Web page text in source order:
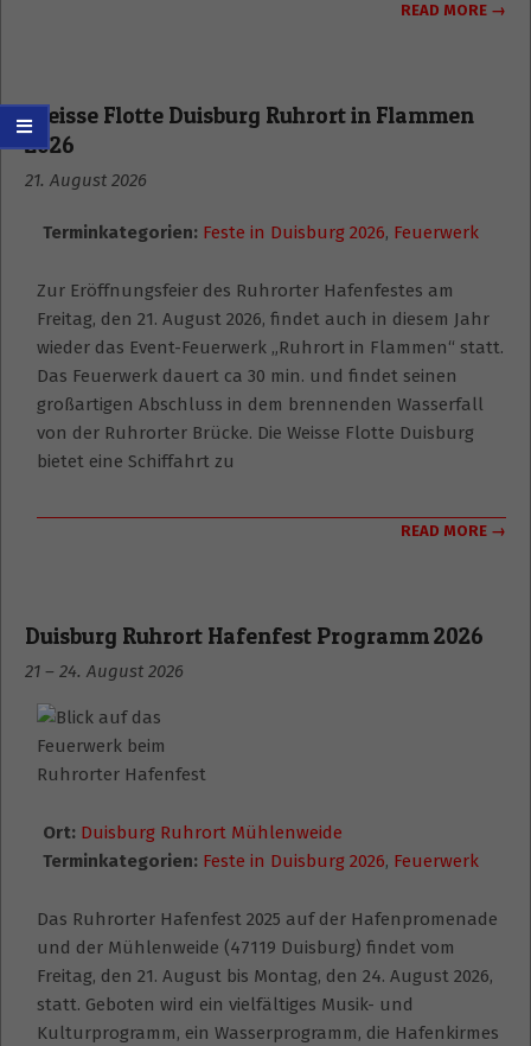
READ MORE →
Weisse Flotte Duisburg Ruhrort in Flammen
2026
21. August 2026
Terminkategorien: Feste in Duisburg 2026, Feuerwerk
Zur Eröffnungsfeier des Ruhrorter Hafenfestes am
Freitag, den 21. August 2026, findet auch in diesem Jahr
wieder das Event-Feuerwerk „Ruhrort in Flammen“ statt.
Das Feuerwerk dauert ca 30 min. und findet seinen
großartigen Abschluss in dem brennenden Wasserfall
von der Ruhrorter Brücke. Die Weisse Flotte Duisburg
bietet eine Schiffahrt zu
READ MORE →
Duisburg Ruhrort Hafenfest Programm 2026
21 – 24. August 2026
Ort: Duisburg Ruhrort Mühlenweide
Terminkategorien: Feste in Duisburg 2026, Feuerwerk
Das Ruhrorter Hafenfest 2025 auf der Hafenpromenade
und der Mühlenweide (47119 Duisburg) findet vom
Freitag, den 21. August bis Montag, den 24. August 2026,
statt. Geboten wird ein vielfältiges Musik- und
Kulturprogramm, ein Wasserprogramm, die Hafenkirmes